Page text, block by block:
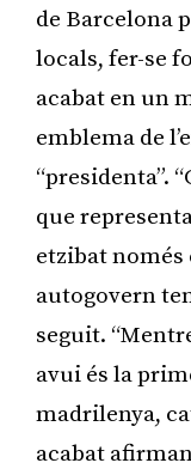
de Barcelona
locals, fer-se
acabat en un
emblema de
“presidenta”.
que
etzibat només
autogovern
seguit.
avui és la
madrilenya,
acabat